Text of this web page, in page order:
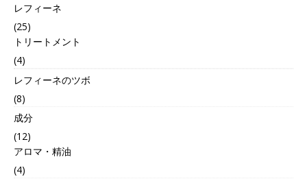
レフィーネ
(25)
トリートメント
(4)
レフィーネのツボ
(8)
成分
(12)
アロマ・精油
(4)